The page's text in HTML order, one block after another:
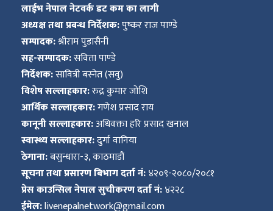
लाईभ नेपाल नेटवर्क डट कम का लागी
अध्यक्ष तथा प्रबन्ध निर्देशक:पुष्कर राज पाण्डे
सम्पादक:श्रीराम पुडासैनी
सह-सम्पादक:सविता पाण्डे
निर्देशक:सावित्री बस्नेत (सवु)
विशेष सल्लाहकार:रुद्र कुमार जोशि
आर्थिक सल्लाहकार:गणेश प्रसाद राय
कानूनी सल्लाहकार:अधिवक्ता हरि प्रसाद खनाल
स्वास्थ्य सल्लाहकार:दुर्गा वानिया
ठेगाना:बसुन्धारा-३, काठमाडौं
सूचना तथा प्रसारण बिभाग दर्ता नं:४२०९-२०८०/२०८१
प्रेस काउन्सिल नेपाल सुचीकरण दर्ता नं:४२२८
ईमेल:livenepalnetwork@gmail.com